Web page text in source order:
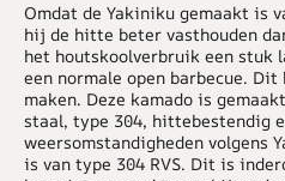
Omdat de Yakiniku gemaakt is
hij de hitte beter vasthouden
het houtskoolverbruik een stuk
een normale open barbecue.
maken. Deze kamado is
staal, type 304, hittebestendig
weersomstandigheden volgens
is van type 304 RVS. Dit is